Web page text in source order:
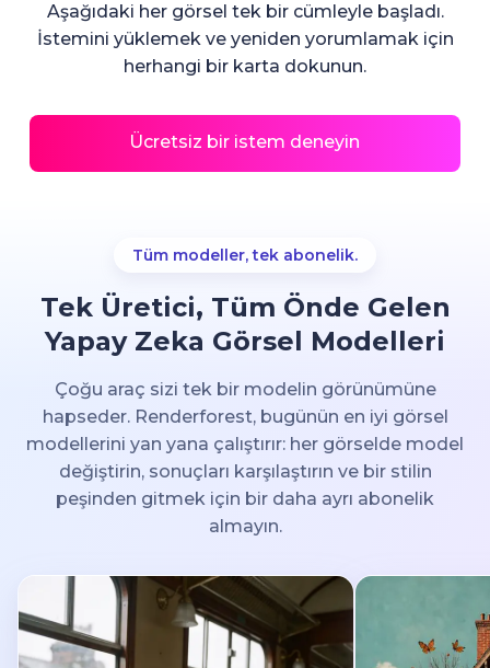
Aşağıdaki her görsel tek bir cümleyle başladı.
İstemini yüklemek ve yeniden yorumlamak için
herhangi bir karta dokunun.
Ücretsiz bir istem deneyin
Tüm modeller, tek abonelik.
Tek Üretici, Tüm Önde Gelen
Yapay Zeka Görsel Modelleri
Çoğu araç sizi tek bir modelin görünümüne
hapseder. Renderforest, bugünün en iyi görsel
modellerini yan yana çalıştırır: her görselde model
değiştirin, sonuçları karşılaştırın ve bir stilin
peşinden gitmek için bir daha ayrı abonelik
almayın.